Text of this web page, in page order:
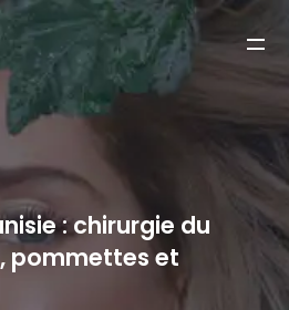
Accueil
visage
Lifting cou
visage
: chirurgie du
pommettes et